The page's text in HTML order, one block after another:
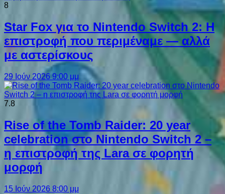
8
Star Fox για το Nintendo Switch 2: Η
επιστροφή που περιμέναμε — αλλά
με αστερίσκους
29 Ιούν 2026 9:00 μμ
7.8
Rise of the Tomb Raider: 20 year
celebration στο Nintendo Switch 2 –
η επιστροφή της Lara σε φορητή
μορφή
15 Ιούν 2026 8:00 μμ